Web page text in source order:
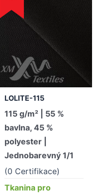
LOLITE-115
115 g/m² | 55 %
bavlna, 45 %
polyester |
Jednobarevný 1/1
(0 Certifikace)
Tkanina pro